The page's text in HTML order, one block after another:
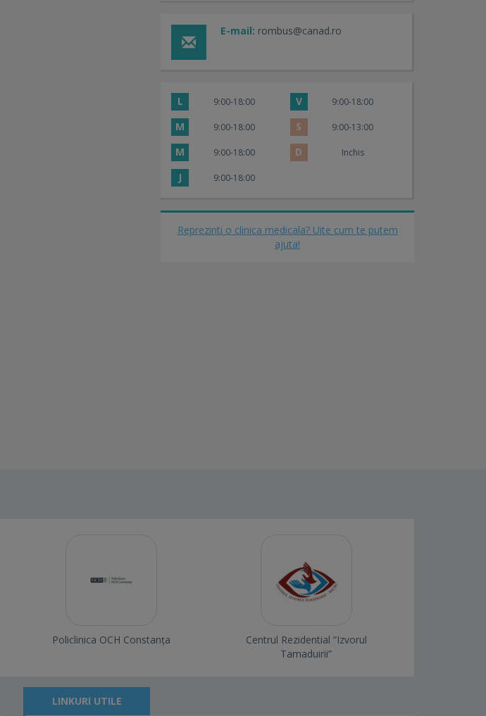
E-mail: rombus@canad.ro
L 9:00-18:00 V 9:00-18:00
M 9:00-18:00 S 9:00-13:00
M 9:00-18:00 D Inchis
J 9:00-18:00
Reprezinti o clinica medicala? Uite cum te putem
ajuta!
Policlinica OCH Constanța
Centrul Rezidential “Izvorul
Tamaduirii”
LINKURI UTILE